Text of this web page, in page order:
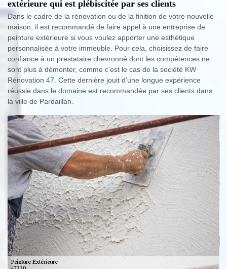
extérieure qui est plébiscitée par ses clients
Dans le cadre de la rénovation ou de la finition de votre nouvelle
maison, il est recommandé de faire appel à une entreprise de
peinture extérieure si vous voulez apporter une esthétique
personnalisée à votre immeuble. Pour cela, choisissez de faire
confiance à un prestataire chevronné dont les compétences ne
sont plus à démonter, comme c’est le cas de la société KW
Rénovation 47. Cette dernière jouit d’une longue expérience
réussie dans le domaine est recommandée par ses clients dans
la ville de Pardaillan.